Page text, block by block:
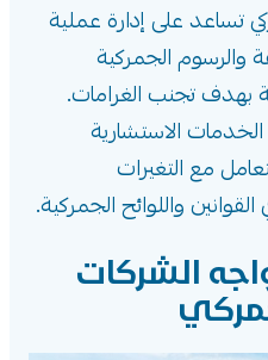
تساعد على إدارة عملية
والرسوم الجمركية
بهدف تجنب الغرامات.
الاستشارية
مع التغيرات
واللوائح الجمركية.
الشركات